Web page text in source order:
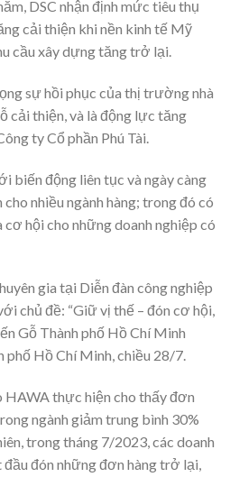
DSC nhận định mức tiêu thụ
cải thiện khi nền kinh tế Mỹ
cầu xây dựng tăng trở lại.
sự hồi phục của thị trường nhà
cải thiện, và là động lực tăng
ty Cổ phần Phú Tài.
biến động liên tục và ngày càng
nhiều ngành hàng; trong đó có
hội cho những doanh nghiệp có
gia tại Diễn đàn công nghiệp
chủ đề: “Giữ vị thế – đón cơ hội,
Gỗ Thành phố Hồ Chí Minh
Hồ Chí Minh, chiều 28/7.
HAWA thực hiện cho thấy đơn
ngành giảm trung bình 30%
trong tháng 7/2023, các doanh
đón những đơn hàng trở lại,